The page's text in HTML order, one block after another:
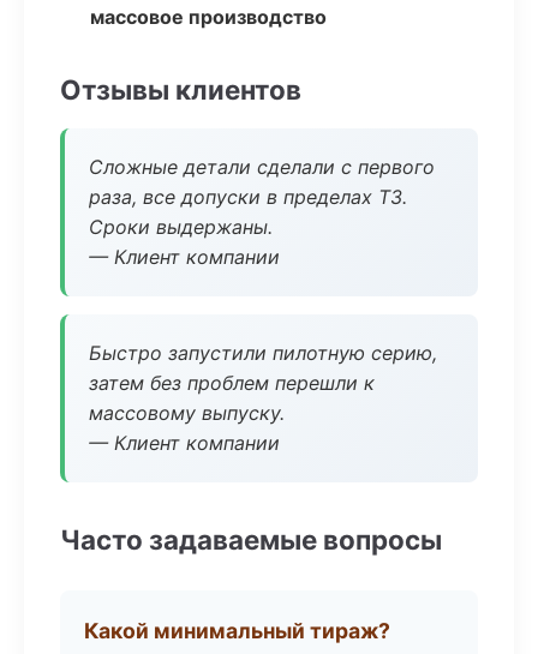
массовое производство
Отзывы клиентов
Сложные детали сделали с первого
раза, все допуски в пределах ТЗ.
Сроки выдержаны.
— Клиент компании
Быстро запустили пилотную серию,
затем без проблем перешли к
массовому выпуску.
— Клиент компании
Часто задаваемые вопросы
Какой минимальный тираж?